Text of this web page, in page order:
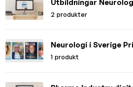
Utbildningar
2 produkter
Neurologi i Sverige
1 produkt